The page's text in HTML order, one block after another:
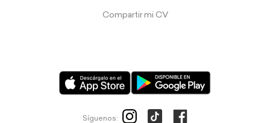
Compartir mi CV
Síguenos: